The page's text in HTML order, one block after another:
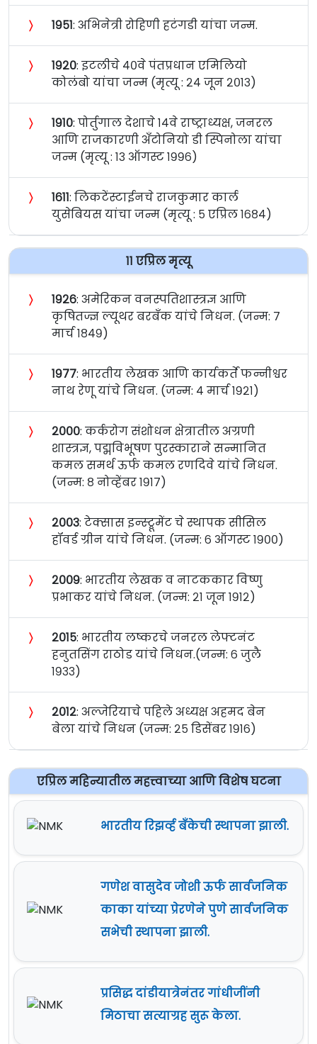
〉 १९५१: अभिनेत्री रोहिणी हटंगडी यांचा जन्म.
〉 १९२०: इटलीचे ४०वे पंतप्रधान एमिलियो
कोलंबो यांचा जन्म (मृत्यू : २४ जून २०१३)
〉 १९१०: पोर्तुगाल देशाचे १४वे राष्ट्राध्यक्ष, जनरल
आणि राजकारणी अँटोनियो डी स्पिनोला यांचा
जन्म (मृत्यू : १३ ऑगस्ट १९९६)
〉 १६११: लिकटेंस्टाईनचे राजकुमार कार्ल
युसेबियस यांचा जन्म (मृत्यू : ५ एप्रिल १६८४)
११ एप्रिल मृत्यू
〉 १९२६: अमेरिकन वनस्पतिशास्त्रज्ञ आणि
कृषितज्ज्ञ ल्यूथर बरबँक यांचे निधन. (जन्म: ७
मार्च १८४९)
〉 १९७७: भारतीय लेखक आणि कार्यकर्ते फन्नीश्वर
नाथ रेणू यांचे निधन. (जन्म: ४ मार्च १९२१)
〉 २०००: कर्करोग संशोधन क्षेत्रातील अग्रणी
शास्त्रज्ञ, पद्मविभूषण पुरस्काराने सन्मानित
कमल समर्थ ऊर्फ कमल रणदिवे यांचे निधन.
(जन्म: ८ नोव्हेंबर १९१७)
〉 २००३: टेक्सास इन्स्ट्रूमेंट चे स्थापक सीसिल
हॉवर्ड ग्रीन यांचे निधन. (जन्म: ६ ऑगस्ट १९००)
〉 २००९: भारतीय लेखक व नाटककार विष्णु
प्रभाकर यांचे निधन. (जन्म: २१ जून १९१२)
〉 २०१५: भारतीय लष्करचे जनरल लेफ्टनंट
हनुतसिंग राठोड यांचे निधन.(जन्म: ६ जुलै
१९३३)
〉 २०१२: अल्जेरियाचे पहिले अध्यक्ष अहमद बेन
बेला यांचे निधन (जन्म: २५ डिसेंबर १९१६)
एप्रिल महिन्यातील महत्त्वाच्या आणि विशेष घटना
भारतीय रिझर्व्ह बँकेची स्थापना झाली.
गणेश वासुदेव जोशी ऊर्फ सार्वजनिक
काका यांच्या प्रेरणेने पुणे सार्वजनिक
सभेची स्थापना झाली.
प्रसिद्ध दांडीयात्रेनंतर गांधीजींनी
मिठाचा सत्याग्रह सुरू केला.